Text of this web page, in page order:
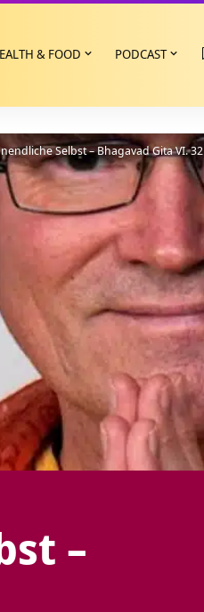
& FOOD PODCAST
Selbst – Bhagavad Gita VI. 32
–